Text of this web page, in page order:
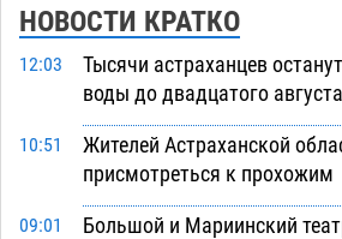
НОВОСТИ КРАТКО
12:03
Тысячи астраханцев
воды до двадцатого августа
10:51
Жителей Астраханской
присмотреться к прохожим
09:01
Большой и Мариинский